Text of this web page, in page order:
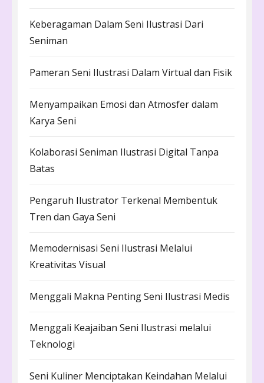
Keberagaman Dalam Seni Ilustrasi Dari
Seniman
Pameran Seni Ilustrasi Dalam Virtual dan Fisik
Menyampaikan Emosi dan Atmosfer dalam
Karya Seni
Kolaborasi Seniman Ilustrasi Digital Tanpa
Batas
Pengaruh Ilustrator Terkenal Membentuk
Tren dan Gaya Seni
Memodernisasi Seni Ilustrasi Melalui
Kreativitas Visual
Menggali Makna Penting Seni Ilustrasi Medis
Menggali Keajaiban Seni Ilustrasi melalui
Teknologi
Seni Kuliner Menciptakan Keindahan Melalui